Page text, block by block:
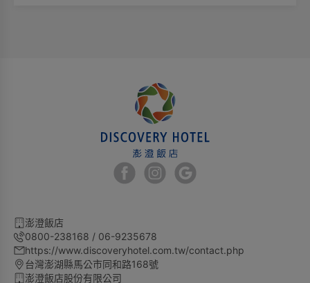
澎澄飯店
0800-238168 / 06-9235678
https://www.discoveryhotel.com.tw/contact.php
台灣澎湖縣馬公市同和路168號
澎澄飯店股份有限公司